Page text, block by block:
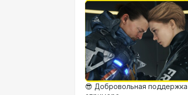
😎 Добровольная поддержка